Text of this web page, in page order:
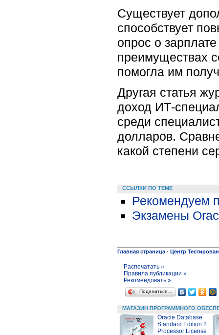
Существует
способствует
опрос о
преимуществах
помогла им
Другая статья
доход ИТ-
среди
долларов.
какой степени
ССЫЛКИ ПО ТЕМЕ
Рекомендуем
Экзамены
Главная страница - Центр
Распечатать »
Правила публикации »
Рекомендовать »
Поделиться…
МАГАЗИН ПРОГРАММНОГО
Oracle Database
Standard Edition 2
Processor License